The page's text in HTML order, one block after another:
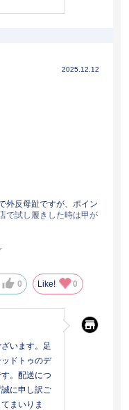
2025.12.12
外反母趾ですが、ポイン
で試し履きした時は甲が
くれたのに、よほど余裕
0 Like! 0
います。足
ドトゥのデ
。配送につ
に申し訳ご
まいりま